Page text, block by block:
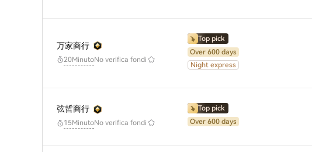
万家商行
20MinutoNo verifica fondi
Top pick
Over 600 days
Night express
弦哲商行
15MinutoNo verifica fondi
Top pick
Over 600 days